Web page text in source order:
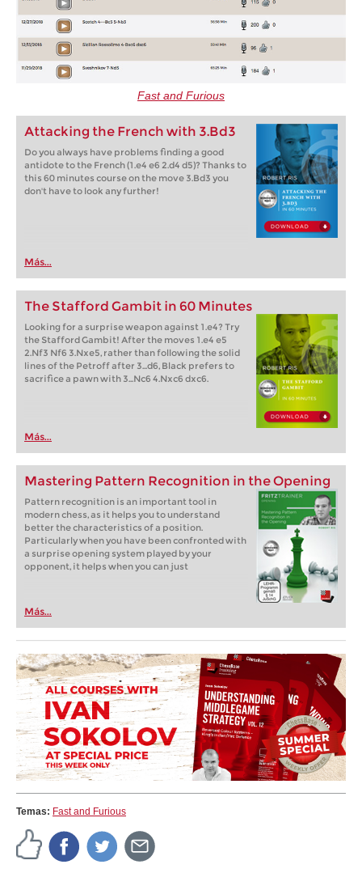
Fast and Furious
Attacking the French with 3.Bd3
Do you always have problems finding a good
antidote to the French (1.e4 e6 2.d4 d5)? Thanks to
this 60 minutes course on the move 3.Bd3 you
don't have to look any further!
Más...
The Stafford Gambit in 60 Minutes
Looking for a surprise weapon against 1.e4? Try
the Stafford Gambit! After the moves 1.e4 e5
2.Nf3 Nf6 3.Nxe5, rather than following the solid
lines of the Petroff after 3...d6, Black prefers to
sacrifice a pawn with 3...Nc6 4.Nxc6 dxc6.
Más...
Mastering Pattern Recognition in the Opening
Pattern recognition is an important tool in
modern chess, as it helps you to understand
better the characteristics of a position.
Particularly when you have been confronted with
a surprise opening system played by your
opponent, it helps when you can just
Más...
Temas: Fast and Furious